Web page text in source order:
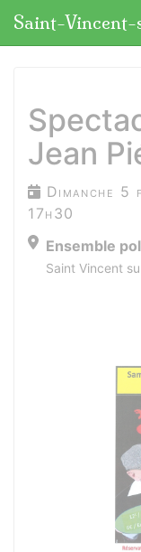
Saint-
Jean
Dimanche
17h30
Ensemble
Saint Vincent
Panneau de gestion